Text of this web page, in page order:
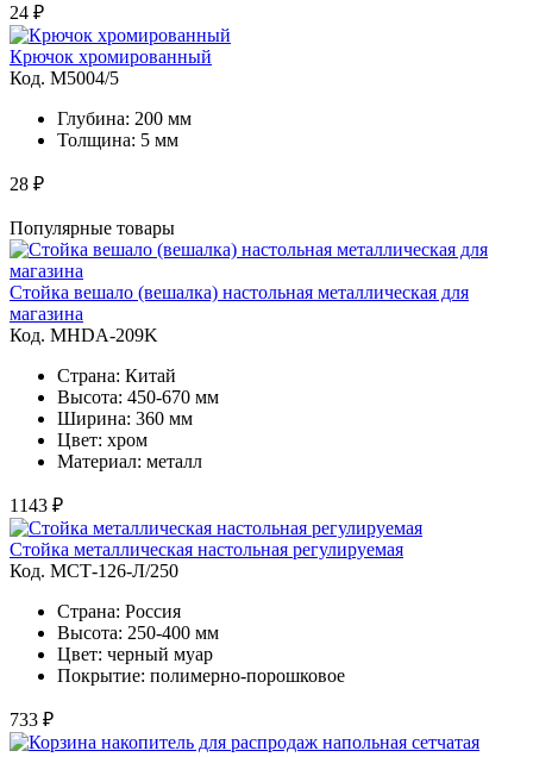
24 ₽
Крючок хромированный
Код. M5004/5
Глубина: 200 мм
Толщина: 5 мм
28 ₽
Популярные товары
Стойка вешало (вешалка) настольная металлическая для
магазина
Код. MHDA-209K
Страна: Китай
Высота: 450-670 мм
Ширина: 360 мм
Цвет: хром
Материал: металл
1143 ₽
Стойка металлическая настольная регулируемая
Код. MСТ-126-Л/250
Страна: Россия
Высота: 250-400 мм
Цвет: черный муар
Покрытие: полимерно-порошковое
733 ₽